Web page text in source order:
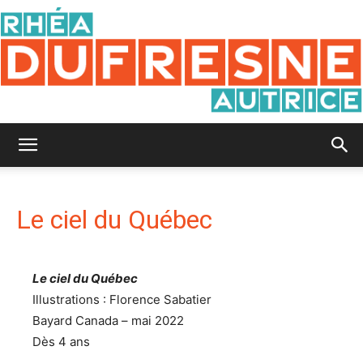
Dufresne
Le ciel du Québec
Le ciel du Québec
Illustrations : Florence Sabatier
Bayard Canada – mai 2022
Dès 4 ans